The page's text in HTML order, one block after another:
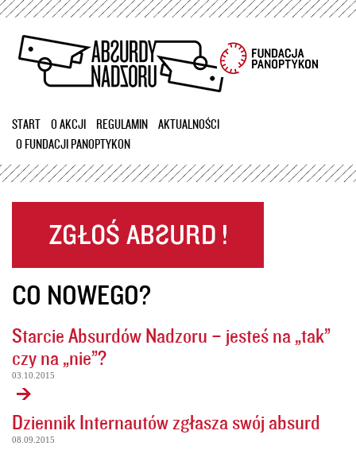
Przejdź
treści
START O AKCJI REGULAMIN
AKTUALNOŚCI
O FUNDACJI PANOPTYKON
CO NOWEGO?
Starcie Absurdów Nadzoru – jesteś na „tak”
czy na „nie”?
03.10.2015
Dziennik Internautów zgłasza swój absurd
08.09.2015